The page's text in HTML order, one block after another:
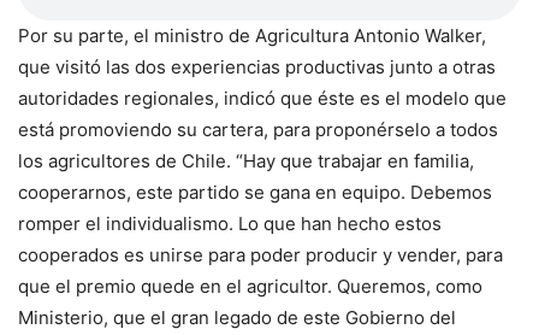
Por su parte, el ministro de Agricultura Antonio Walker,
que visitó las dos experiencias productivas junto a otras
autoridades regionales, indicó que éste es el modelo que
está promoviendo su cartera, para proponérselo a todos
los agricultores de Chile. “Hay que trabajar en familia,
cooperarnos, este partido se gana en equipo. Debemos
romper el individualismo. Lo que han hecho estos
cooperados es unirse para poder producir y vender, para
que el premio quede en el agricultor. Queremos, como
Ministerio, que el gran legado de este Gobierno del